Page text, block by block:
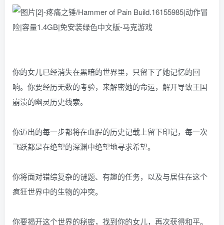
你的女儿已经消失在黑暗的世界里，只留下了她记忆的回
响。你要经历无数的考验，来解密她的命运，解开导致王国
崩溃的幽灵历史线索。
你迈出的每一步都将在血腥的历史记载上留下印记，每一次
飞跃都是在绝望的深渊中绝望地寻求希望。
你将面对错综复杂的谜题、有趣的任务，以及与居住在这个
疯狂世界中的生物的冲突。
你要揭开这个世界的秘密，找到你的女儿，再次获得和平。